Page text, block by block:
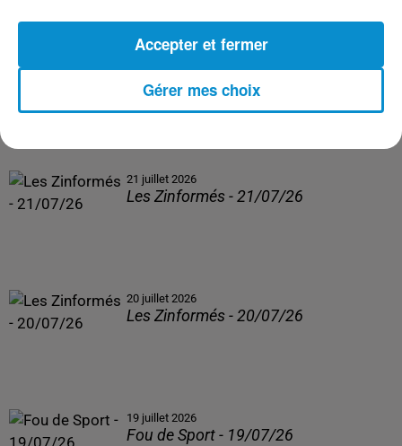
21 juillet 2026
Les Zinformés - 21/07/26
20 juillet 2026
Les Zinformés - 20/07/26
19 juillet 2026
Fou de Sport - 19/07/26
Gérer mes choix
Accepter et fermer